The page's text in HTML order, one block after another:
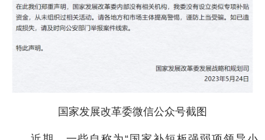
国家发展改革委微信公众号截图